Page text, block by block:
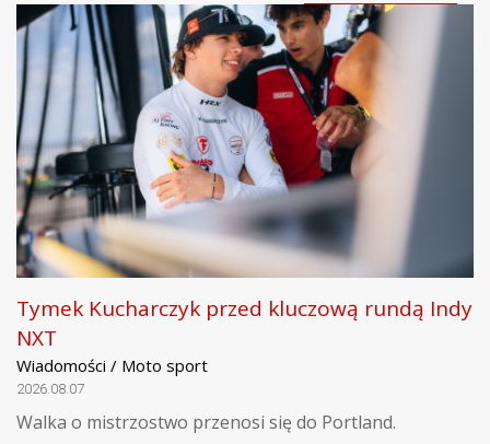
Tymek Kucharczyk przed kluczową rundą Indy
NXT
Wiadomości / Moto sport
2026.08.07
Walka o mistrzostwo przenosi się do Portland.